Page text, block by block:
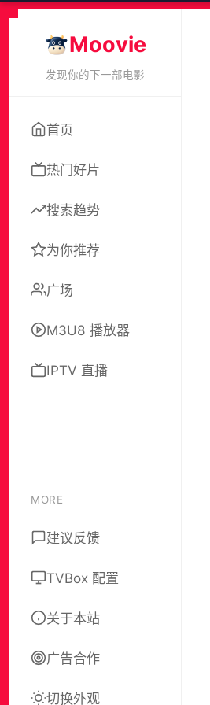
Moovie
发现你的下一部电影
首页
热门好片
搜索趋势
为你推荐
广场
M3U8 播放器
IPTV 直播
MORE
建议反馈
TVBox 配置
关于本站
广告合作
切换外观